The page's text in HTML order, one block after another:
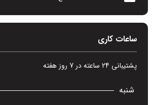
ساعات کاری
پشتیبانی 24 ساعته در 7 روز هفته
شنبه